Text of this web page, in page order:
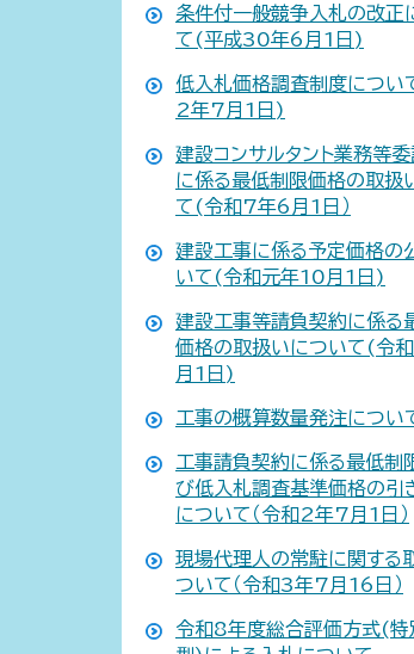
条件付一般競争入札の改正
て(平成30年6月1日)
低入札価格調査制度につい
2年7月1日)
建設コンサルタント業務等
に係る最低制限価格の取扱
て(令和7年6月1日）
建設工事に係る予定価格の
いて(令和元年10月1日)
建設工事等請負契約に係る
価格の取扱いについて(令
月1日)
工事の概算数量発注につい
工事請負契約に係る最低制
び低入札調査基準価格の引
について（令和2年7月1日）
現場代理人の常駐に関する
ついて（令和3年7月16日）
令和8年度総合評価方式(特